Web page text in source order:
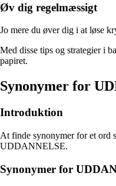
Øv dig regelmæssigt
Jo mere du øver dig i at løse
Med disse tips og strategier i
papiret.
Synonymer for
Introduktion
At finde synonymer for et ord
UDDANNELSE.
Synonymer for